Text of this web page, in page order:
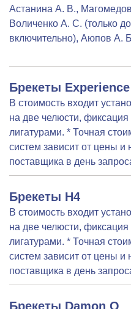
Астанина А. В.,
Воличенко А. С. (только
включительно), Аюпов А.
Брекеты
В стоимость входит
на две челюсти, фиксация
лигатурами. * Точная
систем зависит от цены и
поставщика в день
Брекеты H4
В стоимость входит
на две челюсти, фиксация
лигатурами. * Точная
систем зависит от цены и
поставщика в день
Брекеты Damon Q